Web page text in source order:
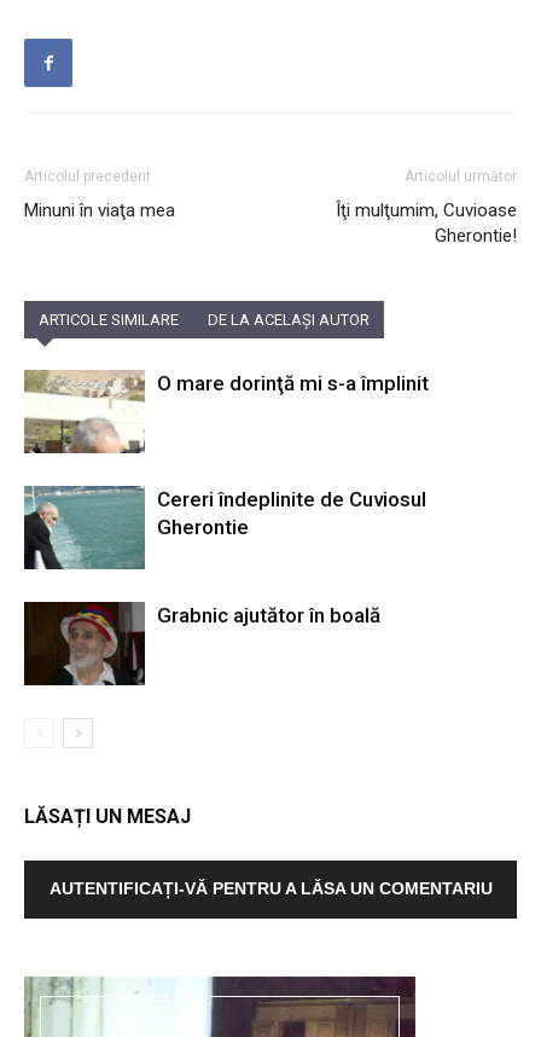
Articolul precedent
Minuni în viaţa mea
Articolul următor
Îţi mulţumim, Cuvioase
Gherontie!
ARTICOLE SIMILARE DE LA ACELAȘI AUTOR
O mare dorinţă mi s-a împlinit
Cereri îndeplinite de Cuviosul
Gherontie
Grabnic ajutător în boală
LĂSAȚI UN MESAJ
AUTENTIFICAȚI-VĂ PENTRU A LĂSA UN COMENTARIU